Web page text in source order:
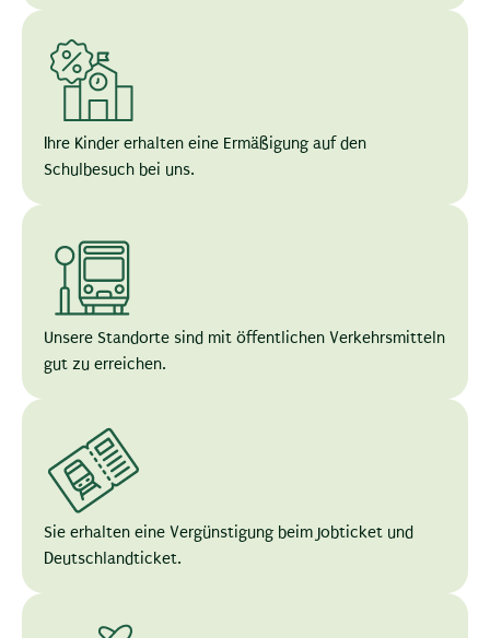
Ihre Kinder erhalten eine Ermäßigung auf den
Schulbesuch bei uns.
Unsere Standorte sind mit öffentlichen Verkehrsmitteln
gut zu erreichen.
Sie erhalten eine Vergünstigung beim Jobticket und
Deutschlandticket.